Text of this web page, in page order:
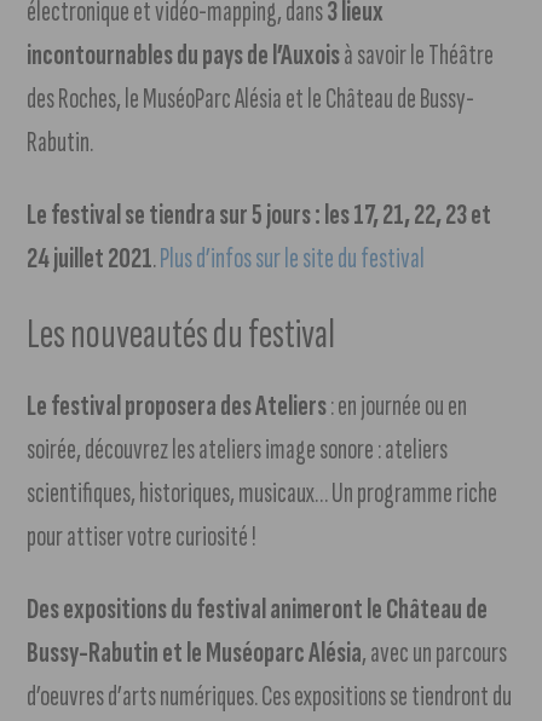
électronique et vidéo-mapping, dans3 lieux
incontournables du pays de l’Auxoisà savoir le Théâtre
des Roches, le MuséoParc Alésia et le Château de Bussy-
Rabutin.
Le festival se tiendra sur 5 jours : les 17, 21, 22, 23 et
24 juillet 2021.Plus d’infos sur le site du festival
Les nouveautés du festival
Le festival proposera des Ateliers: en journée ou en
soirée, découvrez les ateliers image sonore : ateliers
scientifiques, historiques, musicaux… Un programme riche
pour attiser votre curiosité !
Des expositions du festival animeront le Château de
Bussy-Rabutin et le Muséoparc Alésia, avec un parcours
d’oeuvres d’arts numériques. Ces expositions se tiendront du